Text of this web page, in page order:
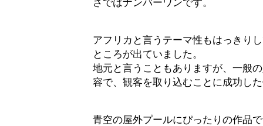
さではナンバーワンです。
アフリカと言うテーマ性もはっきり
ところが出ていました。
地元と言うこともありますが、一般
容で、観客を取り込むことに成功し
青空の屋外プールにぴったりの作品